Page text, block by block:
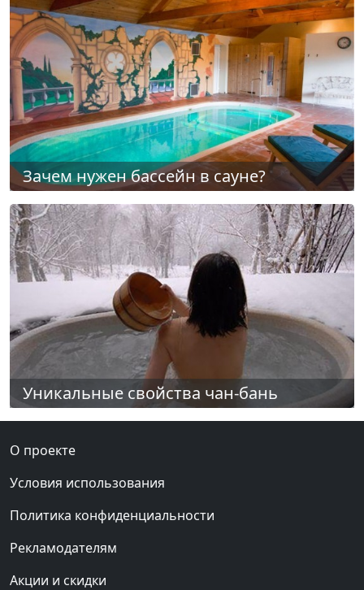
Зачем нужен бассейн в сауне?
Уникальные свойства чан-бань
О проекте
Условия использования
Политика конфиденциальности
Рекламодателям
Акции и скидки